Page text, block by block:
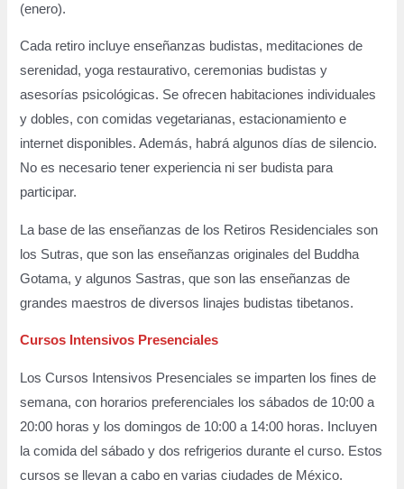
(enero).
Cada retiro incluye enseñanzas budistas, meditaciones de
serenidad, yoga restaurativo, ceremonias budistas y
asesorías psicológicas. Se ofrecen habitaciones individuales
y dobles, con comidas vegetarianas, estacionamiento e
internet disponibles. Además, habrá algunos días de silencio.
No es necesario tener experiencia ni ser budista para
participar.
La base de las enseñanzas de los Retiros Residenciales son
los Sutras, que son las enseñanzas originales del Buddha
Gotama, y algunos Sastras, que son las enseñanzas de
grandes maestros de diversos linajes budistas tibetanos.
Cursos Intensivos Presenciales
Los Cursos Intensivos Presenciales se imparten los fines de
semana, con horarios preferenciales los sábados de 10:00 a
20:00 horas y los domingos de 10:00 a 14:00 horas. Incluyen
la comida del sábado y dos refrigerios durante el curso. Estos
cursos se llevan a cabo en varias ciudades de México.